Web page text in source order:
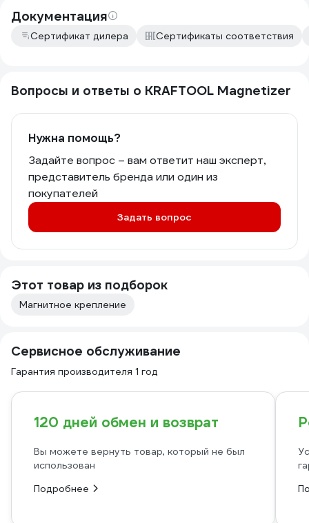
Документация
Сертификат дилера Сертификаты соответствия
Вопросы и ответы о KRAFTOOL Magnetizer
Нужна помощь?
Задайте вопрос – вам ответит наш эксперт,
представитель бренда или один из
покупателей
Задать вопрос
Этот товар из подборок
Магнитное крепление
Сервисное обслуживание
Гарантия производителя 1 год
120 дней обмен и возврат
Вы можете вернуть товар, который не был
использован
Подробнее